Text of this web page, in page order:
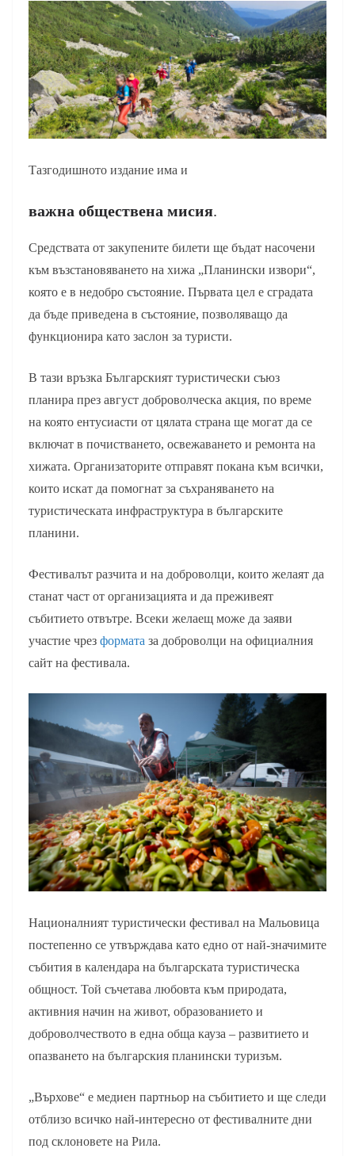
Тазгодишното издание има и
важна обществена мисия.
Средствата от закупените билети ще бъдат насочени
към възстановяването на хижа „Планински извори“,
която е в недобро състояние. Първата цел е сградата
да бъде приведена в състояние, позволяващо да
функционира като заслон за туристи.
В тази връзка Българският туристически съюз
планира през август доброволческа акция, по време
на която ентусиасти от цялата страна ще могат да се
включат в почистването, освежаването и ремонта на
хижата. Организаторите отправят покана към всички,
които искат да помогнат за съхраняването на
туристическата инфраструктура в българските
планини.
Фестивалът разчита и на доброволци, които желаят да
станат част от организацията и да преживеят
събитието отвътре. Всеки желаещ може да заяви
участие чрез формата за доброволци на официалния
сайт на фестивала.
Националният туристически фестивал на Мальовица
постепенно се утвърждава като едно от най-значимите
събития в календара на българската туристическа
общност. Той съчетава любовта към природата,
активния начин на живот, образованието и
доброволчеството в една обща кауза – развитието и
опазването на българския планински туризъм.
„Върхове“ е медиен партньор на събитието и ще следи
отблизо всичко най-интересно от фестивалните дни
под склоновете на Рила.